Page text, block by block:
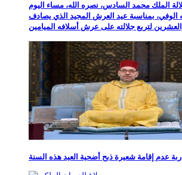
الملك محمد السادس، نصره الله، مساء اليوم
الوفي، بمناسبة عيد العرش المجيد الذي يصادف
عدم إقامة شعيرة ذبح أضحية العيد هذه السنة